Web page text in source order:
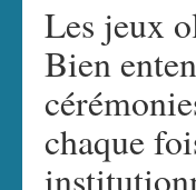
Les jeux
Bien
chaque